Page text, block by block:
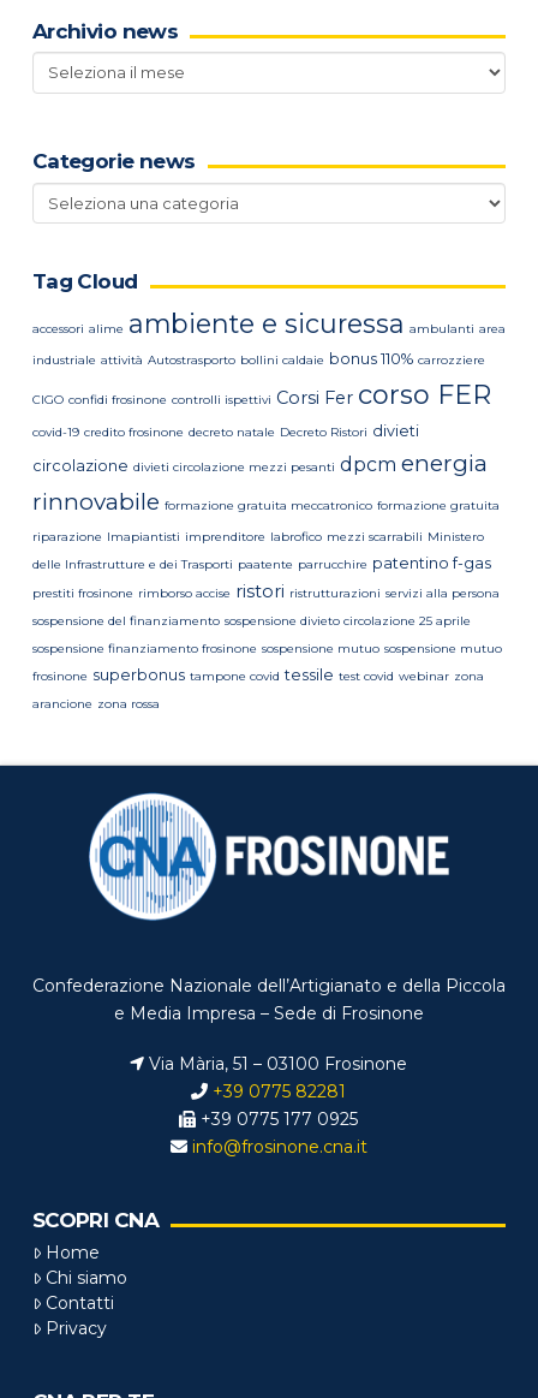
Archivio news
Archivio
news
Categorie news
Categorie
news
Tag Cloud
accessori alime ambiente e sicuressa ambulanti area
industriale attività Autostrasporto bollini caldaie bonus 110% carrozziere
CIGO confidi frosinone controlli ispettivi Corsi Fer corso FER
covid-19 credito frosinone decreto natale Decreto Ristori divieti
circolazione divieti circolazione mezzi pesanti dpcm energia
rinnovabile formazione gratuita meccatronico formazione gratuita
riparazione Imapiantisti imprenditore labrofico mezzi scarrabili Ministero
delle Infrastrutture e dei Trasporti paatente parrucchire patentino f-gas
prestiti frosinone rimborso accise ristori ristrutturazioni servizi alla persona
sospensione del finanziamento sospensione divieto circolazione 25 aprile
sospensione finanziamento frosinone sospensione mutuo sospensione mutuo
frosinone superbonus tampone covid tessile test covid webinar zona
arancione zona rossa
Confederazione Nazionale dell’Artigianato e della Piccola
e Media Impresa – Sede di Frosinone
Via Mària, 51 – 03100 Frosinone
+39 0775 82281
+39 0775 177 0925
info@frosinone.cna.it
SCOPRI CNA
Home
Chi siamo
Contatti
Privacy